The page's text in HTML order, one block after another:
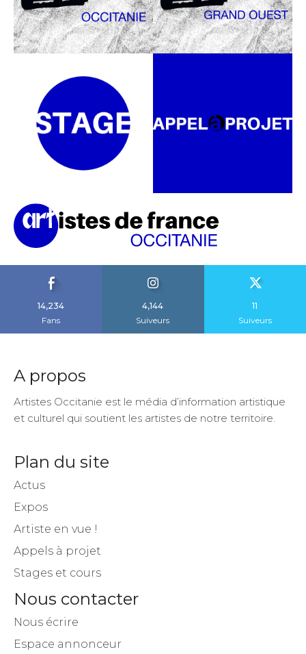
14,234
4,144
11
A propos
Plan du site
Actus
Artiste en vue !
Appels à projet
Stages et cours
Nous contacter